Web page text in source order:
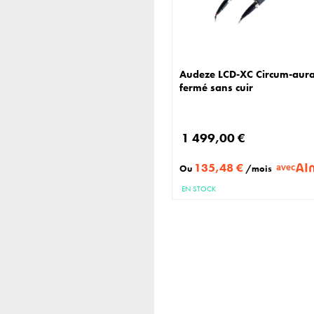
Audeze LCD-XC Circum-
fermé sans cuir
1 499,00 €
Ou 135,48 € /mois avec
EN STOCK